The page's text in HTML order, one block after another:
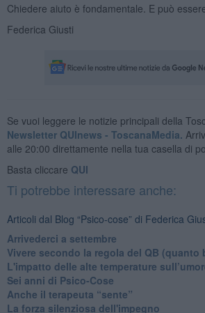
Chiedere aiuto è fondamentale. E può
Federica Giusti
Se vuoi leggere le notizie principali della
Newsletter QUInews - ToscanaMedia.
alle 20:00 direttamente nella tua casella di
Basta cliccare QUI
Ti potrebbe interessare anche:
Articoli dal Blog “Psico-cose” di Federica
​Arrivederci a settembre
​Vivere secondo la regola del QB (quanto
​L'impatto delle alte temperature
Sei anni di Psico-Cose
​Anche il terapeuta “sente”
​La forza silenziosa dell'impegno